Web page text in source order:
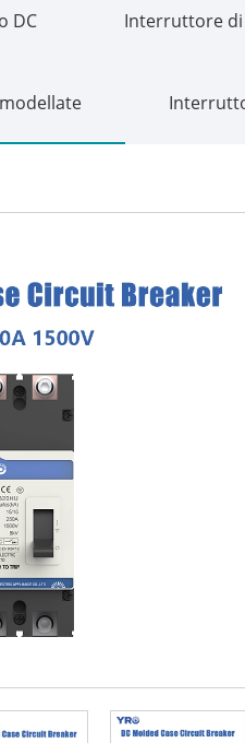
DC Interruttore